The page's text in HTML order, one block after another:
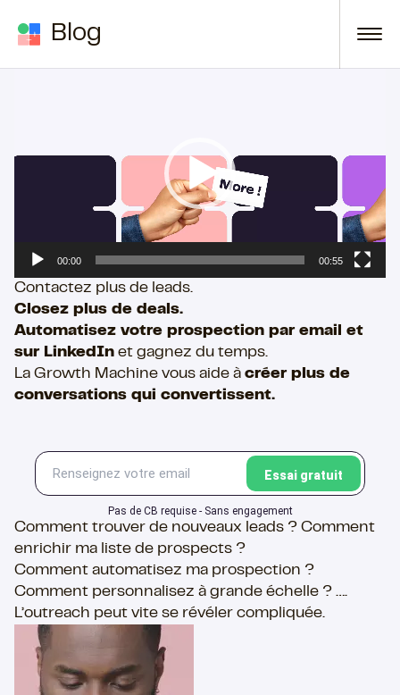
Blog
00:00 00:55
Contactez plus de leads.
Closez plus de deals.​
Automatisez votre prospection par email et
sur LinkedIn et gagnez du temps.
La Growth Machine vous aide à créer plus de
conversations qui convertissent.
Pas de CB requise - Sans engagement
Comment trouver de nouveaux leads ? Comment
enrichir ma liste de prospects ?
Comment automatisez ma prospection ?
Comment personnalisez à grande échelle ? ….​
L’outreach peut vite se révéler compliquée.